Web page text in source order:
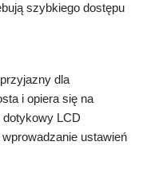
szybkiego dostępu
dla
i opiera się na
LCD
wprowadzanie ustawień